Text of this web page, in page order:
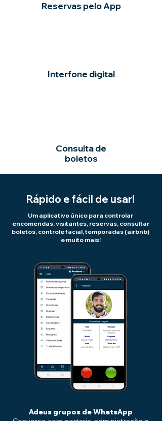
Reservas pelo App
Interfone digital
Consulta de
boletos
Rápido e fácil de usar!
Um aplicativo único para controlar
encomendas, visitantes, reservas, consultar
boletos, controle facial, temporadas (airbnb)
e muito mais!
Adeus grupos de WhatsApp